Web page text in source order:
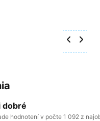
dobré
hodnotení v počte 1 092 z